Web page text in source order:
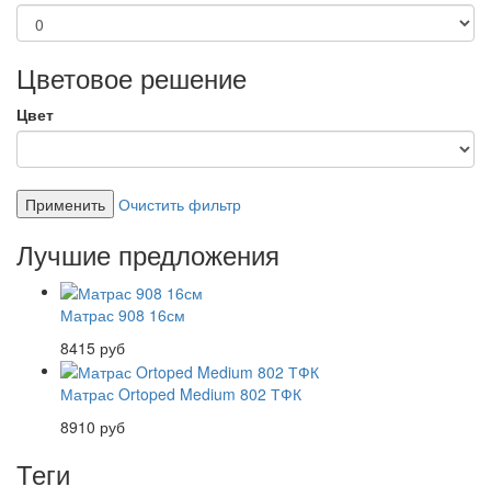
Цветовое решение
Цвет
Применить Очистить фильтр
Лучшие предложения
Матрас 908 16см
8415 руб
Матрас Ortoped Medium 802 ТФК
8910 руб
Теги